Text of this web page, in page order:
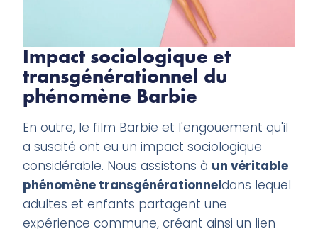
Impact sociologique et
transgénérationnel du
phénomène Barbie
En outre, le film Barbie et l'engouement qu'il
a suscité ont eu un impact sociologique
considérable. Nous assistons à un véritable
phénomène transgénérationneldans lequel
adultes et enfants partagent une
expérience commune, créant ainsi un lien